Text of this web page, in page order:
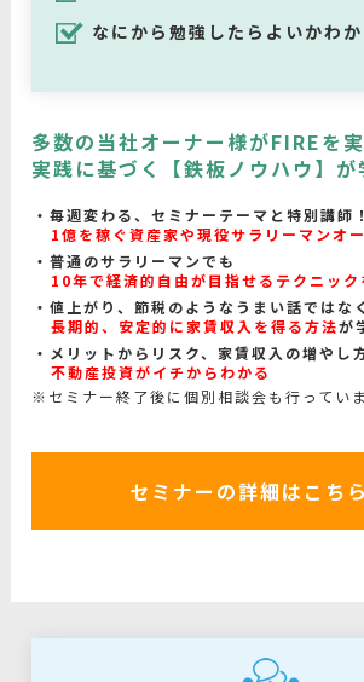
なにから勉強したらよいかわ
多数の当社オーナー様がFIREを実
実践に基づく【鉄板ノウハウ】が
毎週変わる、セミナーテーマと特別講師！
1億を稼ぐ資産家や現役サラリーマンオ
普通のサラリーマンでも
10年で経済的自由が目指せるテクニック
値上がり、節税のようなうまい話ではなく
長期的、安定的に家賃収入を得る方法が
メリットからリスク、家賃収入の増やし
不動産投資がイチからわかる
※セミナー終了後に個別相談会も行ってい
セミナーの詳細はこち